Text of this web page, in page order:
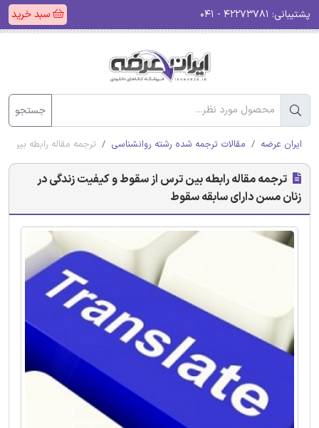
پشتیبانی: سبد خرید
جستجو
ایران عرضه مقالات ترجمه شده رشته روانشناسی ترجمه مقاله رابطه
ترجمه مقاله رابطه بین ترس از سقوط و کیفیت زندگی در
زنان مسن دارای سابقه سقوط